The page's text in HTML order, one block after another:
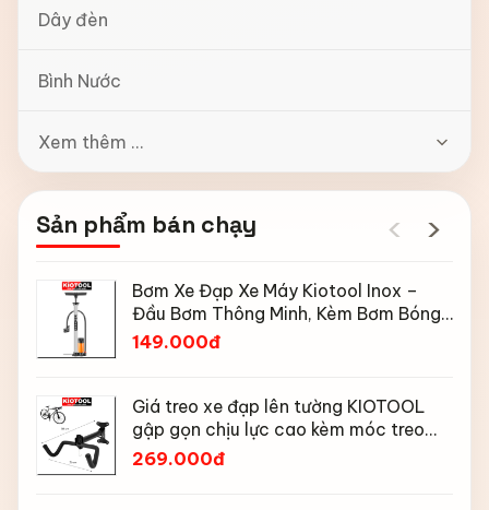
Dây đèn
Bình Nước
Xem thêm ...
Sản phẩm bán chạy ‹ ›
Bơm Xe Đạp Xe Máy Kiotool Inox –
Đầu Bơm Thông Minh, Kèm Bơm Bóng,
Đồng Hồ 160 PSI
149.000đ
Giá treo xe đạp lên tường KIOTOOL
gập gọn chịu lực cao kèm móc treo
mũ bảo hiểm
269.000đ